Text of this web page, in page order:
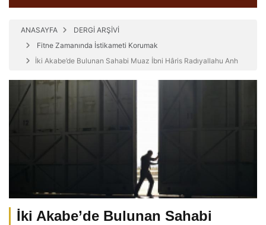
ANASAYFA
DERGİ ARŞİVİ
Fitne Zamanında İstikameti Korumak
İki Akabe’de Bulunan Sahabi Muaz İbni Hâris Radıyallahu Anh
İki Akabe’de Bulunan Sahabi